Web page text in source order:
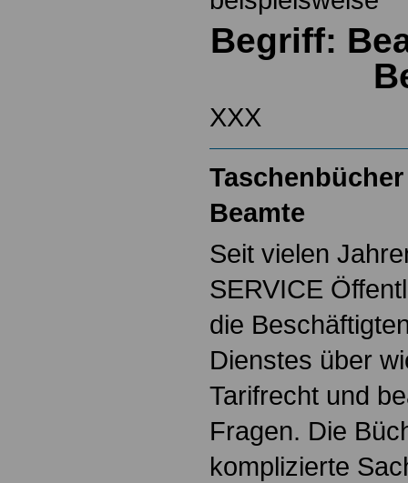
Begriff:
XXX
Beamte
Seit vielen
SERVICE
die
Dienstes über
Tarifrecht und
Fragen. Die
komplizierte